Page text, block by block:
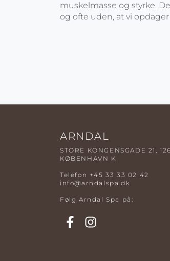
muskelmasse og styrke.
og ofte uden, at vi opdager
ARNDAL
STORE KONGENSGADE 21,
KØBENHAVN K
Telefon +45 33 33 02 42
info@arndalspa.dk
Følg Arndal Spa på: